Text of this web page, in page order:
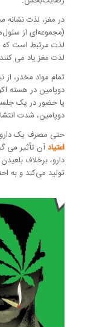
در مغز، لذت
(مجموعه‌ای از
لذت مرتبط است که
لذت مغز یاد می
تمام مواد مخدر،
دوپامین در هسته
یا حضور در یک
دوپامین، شدت
حتی مصرف یک
اعتیادآن تأثیر می
دارو، برخلاف
تولید می‌کند و به